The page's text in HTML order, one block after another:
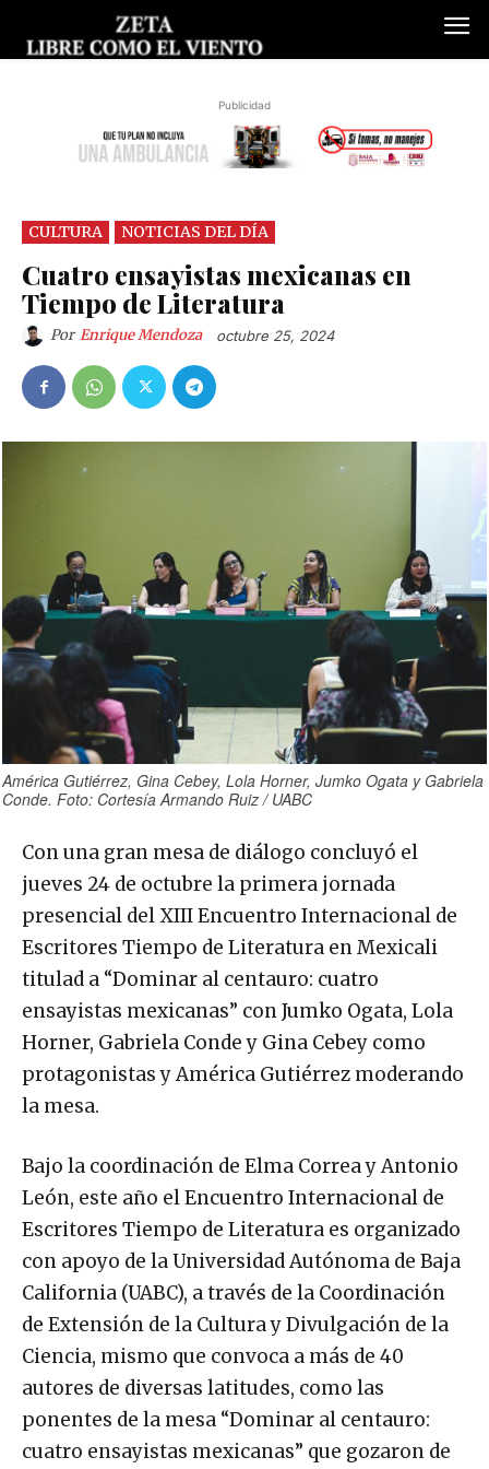
Publicidad
CULTURA NOTICIAS DEL DÍA
Cuatro ensayistas mexicanas en
Tiempo de Literatura
Por Enrique Mendoza octubre 25, 2024
América Gutiérrez, Gina Cebey, Lola Horner, Jumko Ogata y Gabriela
Conde. Foto: Cortesía Armando Ruiz / UABC
Con una gran mesa de diálogo concluyó el
jueves 24 de octubre la primera jornada
presencial del XIII Encuentro Internacional de
Escritores Tiempo de Literatura en Mexicali
titulad a “Dominar al centauro: cuatro
ensayistas mexicanas” con Jumko Ogata, Lola
Horner, Gabriela Conde y Gina Cebey como
protagonistas y América Gutiérrez moderando
la mesa.
Bajo la coordinación de Elma Correa y Antonio
León, este año el Encuentro Internacional de
Escritores Tiempo de Literatura es organizado
con apoyo de la Universidad Autónoma de Baja
California (UABC), a través de la Coordinación
de Extensión de la Cultura y Divulgación de la
Ciencia, mismo que convoca a más de 40
autores de diversas latitudes, como las
ponentes de la mesa “Dominar al centauro:
cuatro ensayistas mexicanas” que gozaron de